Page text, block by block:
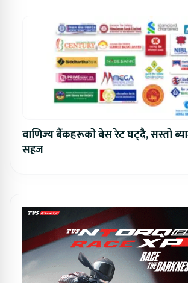
वाणिज्य बैंकहरूको बेस रेट घट्दै, सस्तो
सहज